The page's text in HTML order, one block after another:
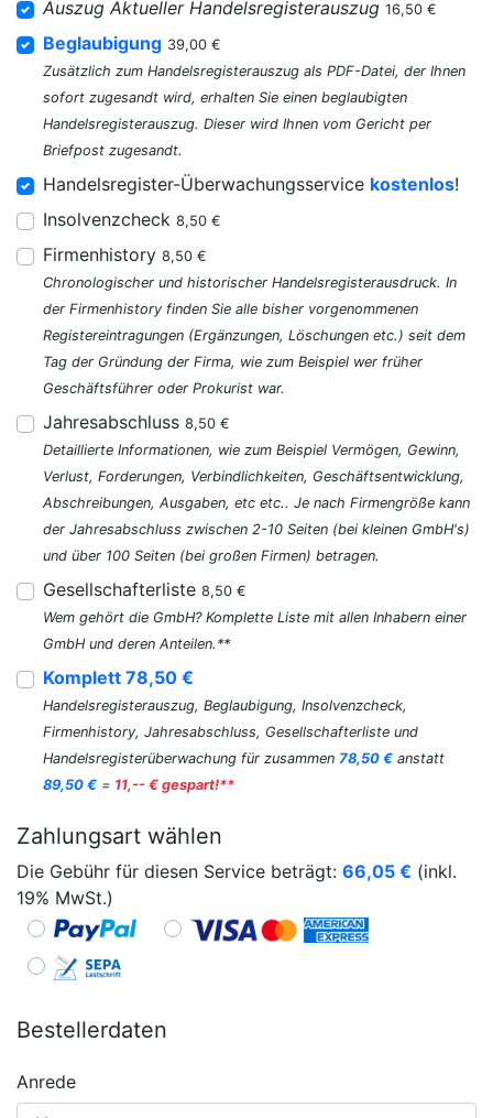
Auszug Aktueller Handelsregisterauszug 16,50 €
Beglaubigung 39,00 €
Zusätzlich zum Handelsregisterauszug als PDF-Datei, der Ihnen
sofort zugesandt wird, erhalten Sie einen beglaubigten
Handelsregisterauszug. Dieser wird Ihnen vom Gericht per
Briefpost zugesandt.
Handelsregister-Überwachungsservice kostenlos!
Insolvenzcheck 8,50 €
Firmenhistory 8,50 €
Chronologischer und historischer Handelsregisterausdruck. In
der Firmenhistory finden Sie alle bisher vorgenommenen
Registereintragungen (Ergänzungen, Löschungen etc.) seit dem
Tag der Gründung der Firma, wie zum Beispiel wer früher
Geschäftsführer oder Prokurist war.
Jahresabschluss 8,50 €
Detaillierte Informationen, wie zum Beispiel Vermögen, Gewinn,
Verlust, Forderungen, Verbindlichkeiten, Geschäftsentwicklung,
Abschreibungen, Ausgaben, etc etc.. Je nach Firmengröße kann
der Jahresabschluss zwischen 2-10 Seiten (bei kleinen GmbH's)
und über 100 Seiten (bei großen Firmen) betragen.
Gesellschafterliste 8,50 €
Wem gehört die GmbH? Komplette Liste mit allen Inhabern einer
GmbH und deren Anteilen.**
Komplett 78,50 €
Handelsregisterauszug, Beglaubigung, Insolvenzcheck,
Firmenhistory, Jahresabschluss, Gesellschafterliste und
Handelsregisterüberwachung für zusammen 78,50 € anstatt
89,50 € = 11,-- € gespart!**
Zahlungsart wählen
Die Gebühr für diesen Service beträgt: 66,05 € (inkl.
19% MwSt.)
Bestellerdaten
Anrede